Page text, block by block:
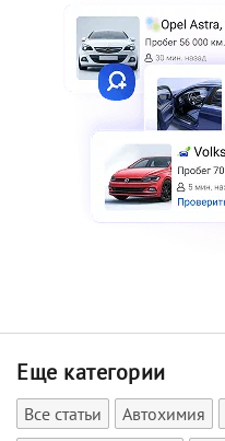
Еще категории
Все статьи Автохимия